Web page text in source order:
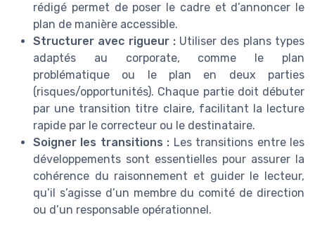
rédigé permet de poser le cadre et d’annoncer le
plan de manière accessible.
Structurer avec rigueur :Utiliser des plans types
adaptés au corporate, comme le plan
problématique ou le plan en deux parties
(risques/opportunités). Chaque partie doit débuter
par une transition titre claire, facilitant la lecture
rapide par le correcteur ou le destinataire.
Soigner les transitions : Les transitions entre les
développements sont essentielles pour assurer la
cohérence du raisonnement et guider le lecteur,
qu’il s’agisse d’un membre du comité de direction
ou d’un responsable opérationnel.